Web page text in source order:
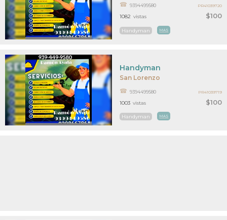
$100
9394499580
Handyman MAS
1082 vistas
PR41039720
San Lorenzo
$100
Handyman
9394499580
Handyman MAS
1003 vistas
PR41039719